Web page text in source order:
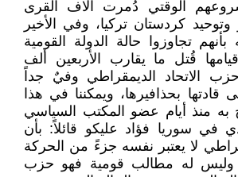
الوقتي دُمرت آلاف القرى
كردستان تركيا، وفي الأخير
بأنهم تجاوزوا حالة الدولة القومية
قُتل ما يقارب الأربعين ألف
الاتحاد الديمقراطي وفيٌ جداً
بحذافيرها، ويمكننا في هذا
به منذ أيام عضو المكتب السياسي
في سوريا فؤاد عليكو قائلاً: بأن
لا يعتبر نفسه جزءً من الحركة
وليس له مطالب قومية فهو حزب